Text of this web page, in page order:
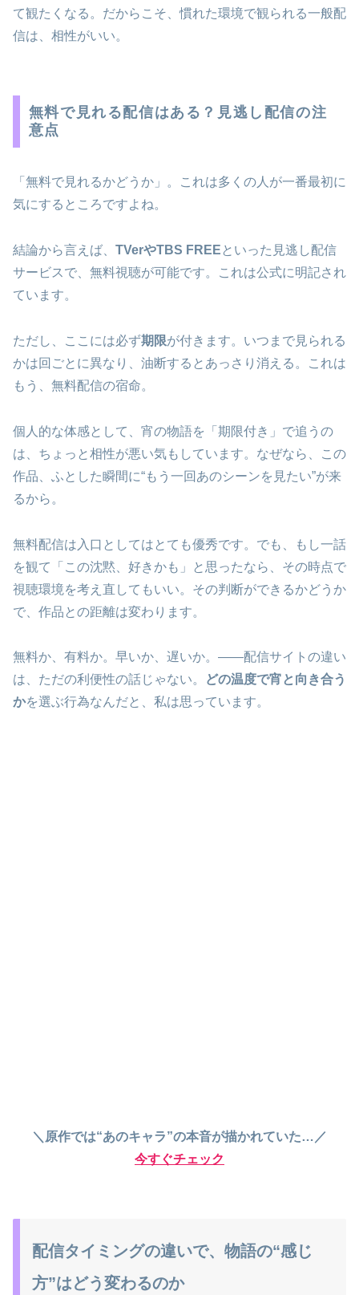
て観たくなる。だからこそ、慣れた環境で観られる一般配
信は、相性がいい。
無料で見れる配信はある？見逃し配信の注
意点
「無料で見れるかどうか」。これは多くの人が一番最初に
気にするところですよね。
結論から言えば、 TVerやTBS FREE といった見逃し配信
サービスで、無料視聴が可能です。これは公式に明記され
ています。
ただし、ここには必ず期限が付きます。いつまで見られる
かは回ごとに異なり、油断するとあっさり消える。これは
もう、無料配信の宿命。
個人的な体感として、宵の物語を「期限付き」で追うの
は、ちょっと相性が悪い気もしています。なぜなら、この
作品、ふとした瞬間に“もう一回あのシーンを見たい”が来
るから。
無料配信は入口としてはとても優秀です。でも、もし一話
を観て「この沈黙、好きかも」と思ったなら、その時点で
視聴環境を考え直してもいい。その判断ができるかどうか
で、作品との距離は変わります。
無料か、有料か。早いか、遅いか。――配信サイトの違い
は、ただの利便性の話じゃない。
どの温度で宵と向き合う
かを選ぶ行為なんだと、私は思っています。
＼原作では“あのキャラ”の本音が描かれていた…／
今すぐチェック
配信タイミングの違いで、物語の“感じ
方”はどう変わるのか